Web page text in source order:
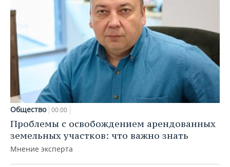
Общество 00:00
Проблемы с освобождением арендованных
земельных участков: что важно знать
Мнение эксперта